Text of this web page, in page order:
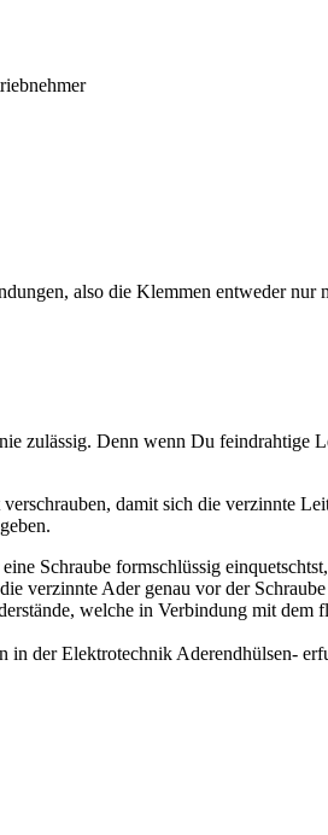
also die Klemmen entweder
zulässig. Denn wenn Du feindrahtige
damit sich die verzinnte
Schraube formschlüssig
verzinnte Ader genau vor der
welche in Verbindung mit
in der Elektrotechnik Aderendhülsen-